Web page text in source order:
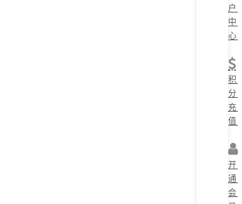
户
中
心
积
分
充
值
开
通
会